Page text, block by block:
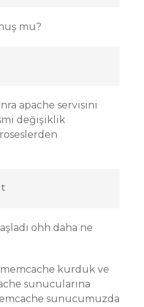
mu?
apache servisini
değişiklik
ohh daha ne
kurduk ve
sunucularına
sunucumuzda